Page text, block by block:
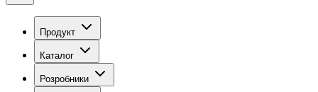
Продукт
Каталог
Розробники